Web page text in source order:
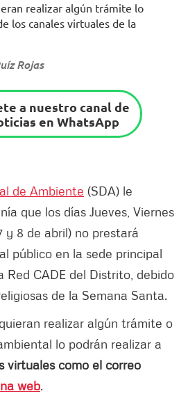
realizar algún trámite lo
los canales virtuales de la
Rojas
a nuestro canal de
en WhatsApp
de Ambiente (SDA) le
que los días Jueves, Viernes
y 8 de abril) no prestará
público en la sede principal
Red CADE del Distrito, debido
de la Semana Santa.
realizar algún trámite o
lo podrán realizar a
virtuales como el correo
web.